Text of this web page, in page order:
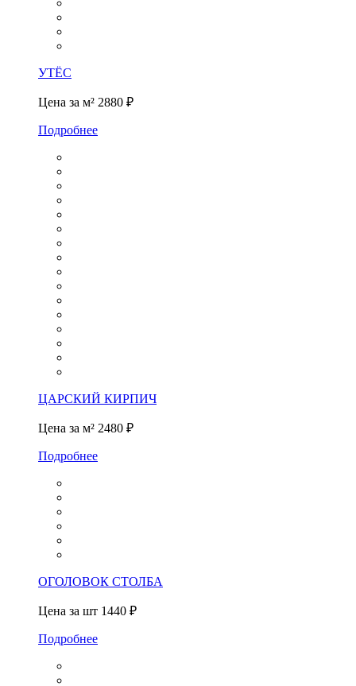
УТЁС
Цена за м² 2880 ₽
Подробнее
ЦАРСКИЙ КИРПИЧ
Цена за м² 2480 ₽
Подробнее
ОГОЛОВОК СТОЛБА
Цена за шт 1440 ₽
Подробнее